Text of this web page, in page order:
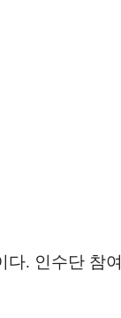
. 인수단 참